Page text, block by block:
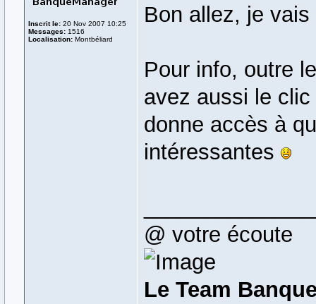
Inscrit le: 20 Nov 2007 10:25
Messages: 1516
Localisation: Montbéliard
Bon allez, je
Pour info, outre
avez aussi le
donne accès à
intéressantes
@ votre écoute
Le Team